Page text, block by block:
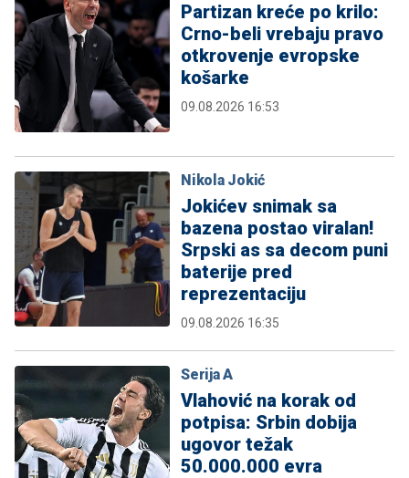
Partizan kreće po krilo:
Crno-beli vrebaju pravo
otkrovenje evropske
košarke
09.08.2026 16:53
Nikola Jokić
Jokićev snimak sa
bazena postao viralan!
Srpski as sa decom puni
baterije pred
reprezentaciju
09.08.2026 16:35
Serija A
Vlahović na korak od
potpisa: Srbin dobija
ugovor težak
50.000.000 evra